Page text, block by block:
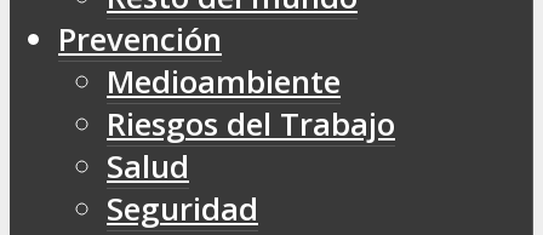
Prevención
Medioambiente
Riesgos del Trabajo
Salud
Seguridad